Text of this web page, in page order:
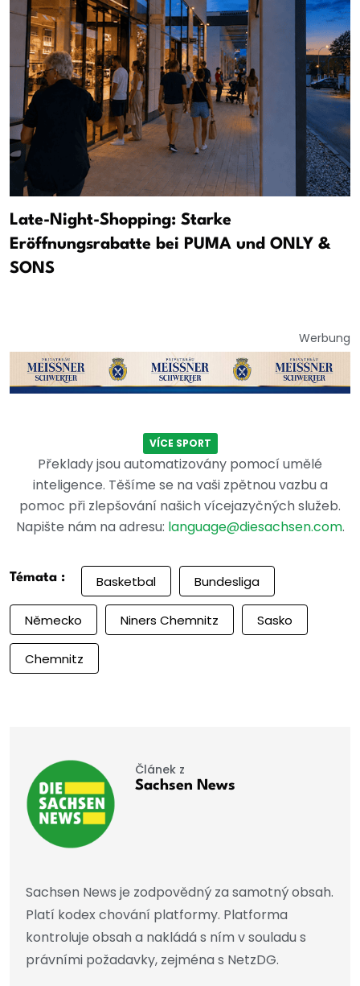
Late-Night-Shopping: Starke
Eröffnungsrabatte bei PUMA und ONLY &
SONS
Werbung
VÍCE SPORT
Překlady jsou automatizovány pomocí umělé
inteligence. Těšíme se na vaši zpětnou vazbu a
pomoc při zlepšování našich vícejazyčných služeb.
Napište nám na adresu: language@diesachsen.com.
Témata : Basketbal Bundesliga
Německo Niners Chemnitz Sasko
Chemnitz
Článek z
Sachsen News
Sachsen News je zodpovědný za samotný obsah.
Platí kodex chování platformy. Platforma
kontroluje obsah a nakládá s ním v souladu s
právními požadavky, zejména s NetzDG.